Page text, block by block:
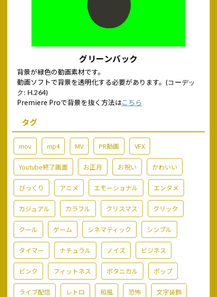
グリーンバック
背景が緑色の動画素材です。
動画ソフトで背景を透明化する必要があります。 (コーデッ
ク: H.264)
Premiere Proで背景を抜く方法はこちら
タグ
mov mp4 MV PR動画 VFX
Youtube終了画面 お正月 お祝い かわいい
びっくり アニメ エモーショナル エンタメ
カジュアル カラフル クリスマス クリック
クール ゲーム シネマティック シンプル
タイマー ナチュラル ノイズ ビジネス
ピンク フィットネス ボタニカル ポップ
ライブ配信 レトロ 和風 恐怖 文字装飾